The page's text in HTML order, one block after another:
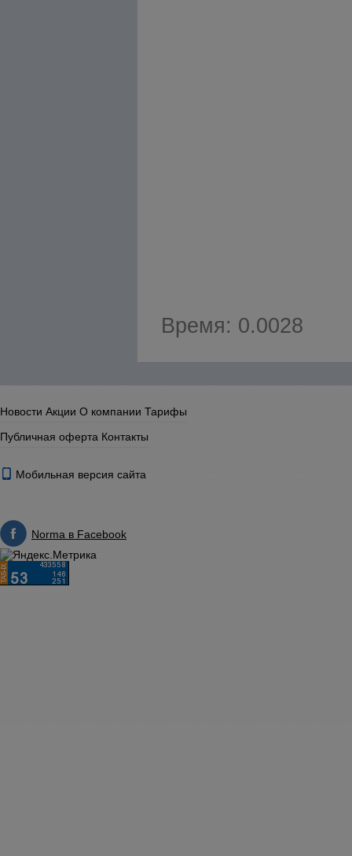
Время: 0.0028
Новости Акции О компании Тарифы
Публичная оферта Контакты
Мобильная версия сайта
Norma в Facebook